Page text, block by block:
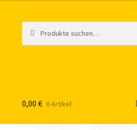
nach:
0,00 € 0 Artikel